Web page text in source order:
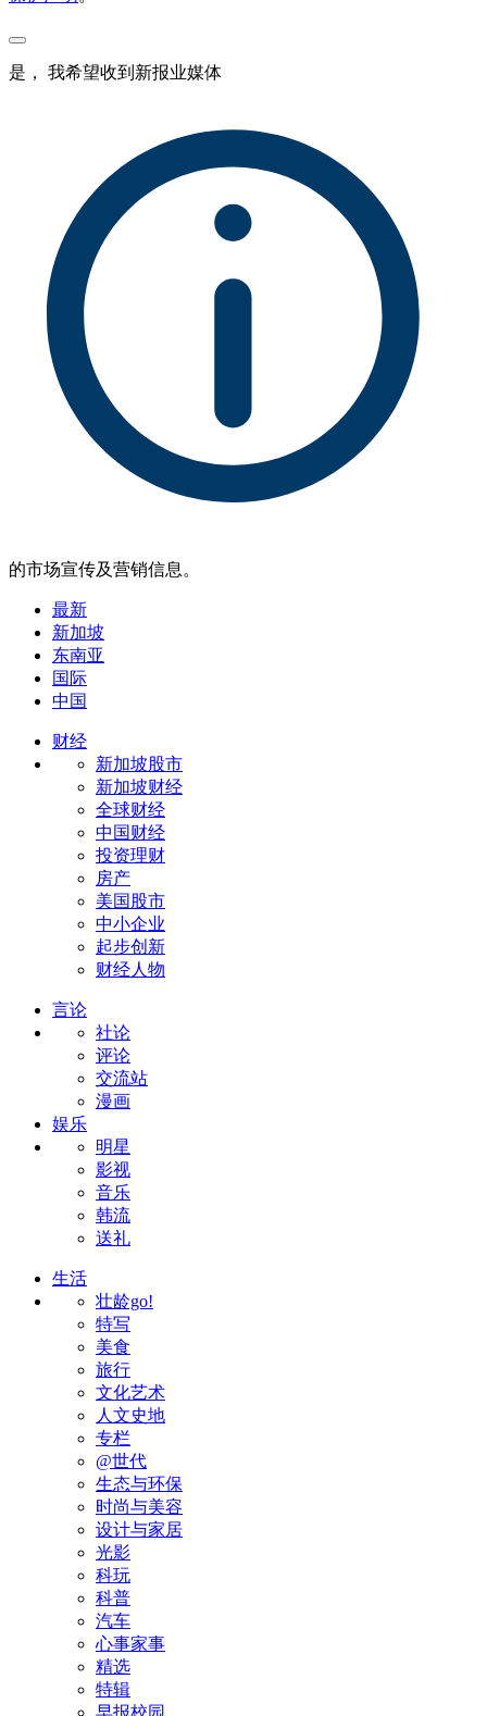
是， 我希望收到新报业媒体
的市场宣传及营销信息。
最新
新加坡
东南亚
国际
中国
财经
新加坡股市
新加坡财经
全球财经
中国财经
投资理财
房产
美国股市
中小企业
起步创新
财经人物
言论
社论
评论
交流站
漫画
娱乐
明星
影视
音乐
韩流
送礼
生活
壮龄go!
特写
美食
旅行
文化艺术
人文史地
专栏
@世代
生态与环保
时尚与美容
设计与家居
光影
科玩
科普
汽车
心事家事
精选
特辑
早报校园